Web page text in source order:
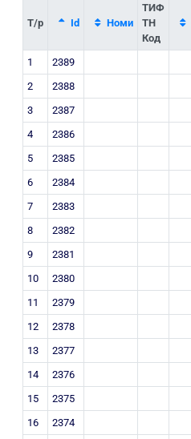
Т/р Id Номи
ТИФ
ТН
Код
1
2389
2
2388
3
2387
4
2386
5
2385
6
2384
7
2383
8
2382
9
2381
10
2380
11
2379
12
2378
13
2377
14
2376
15
2375
16
2374